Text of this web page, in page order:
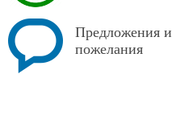
Предложения и
пожелания